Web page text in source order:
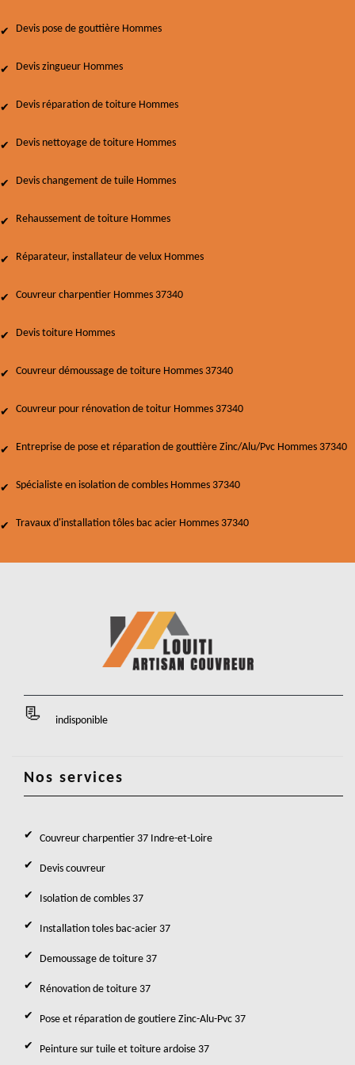
Devis pose de gouttière Hommes
Devis zingueur Hommes
Devis réparation de toiture Hommes
Devis nettoyage de toiture Hommes
Devis changement de tuile Hommes
Rehaussement de toiture Hommes
Réparateur, installateur de velux Hommes
Couvreur charpentier Hommes 37340
Devis toiture Hommes
Couvreur démoussage de toiture Hommes 37340
Couvreur pour rénovation de toitur Hommes 37340
Entreprise de pose et réparation de gouttière Zinc/Alu/Pvc Hommes 37340
Spécialiste en isolation de combles Hommes 37340
Travaux d'installation tôles bac acier Hommes 37340
indisponible
Nos services
Couvreur charpentier 37 Indre-et-Loire
Devis couvreur
Isolation de combles 37
Installation toles bac-acier 37
Demoussage de toiture 37
Rénovation de toiture 37
Pose et réparation de goutiere Zinc-Alu-Pvc 37
Peinture sur tuile et toiture ardoise 37